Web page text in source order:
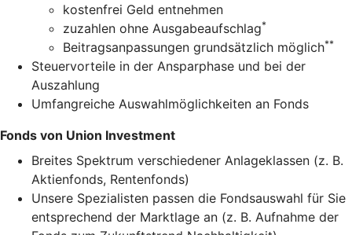
kostenfrei Geld entnehmen
zuzahlen ohne Ausgabeaufschlag*
Beitragsanpassungen grundsätzlich möglich**
Steuervorteile in der Ansparphase und bei der
Auszahlung
Umfangreiche Auswahlmöglichkeiten an Fonds
Fonds von Union Investment
Breites Spektrum verschiedener Anlageklassen (z. B.
Aktienfonds, Rentenfonds)
Unsere Spezialisten passen die Fondsauswahl für Sie
entsprechend der Marktlage an (z. B. Aufnahme der